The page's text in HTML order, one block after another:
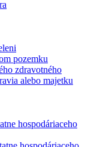
pozemku
zdravotného
alebo majetku
hospodáriaceho